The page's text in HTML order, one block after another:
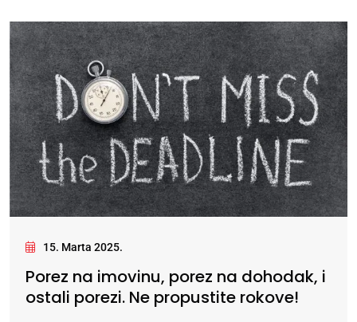
15. Marta 2025.
Porez na imovinu, porez na dohodak, i
ostali porezi. Ne propustite rokove!